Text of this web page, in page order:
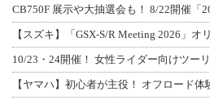
CB750F 展示や大抽選会も！ 8/22開催「
【スズキ】「GSX-S/R Meeting 2026」
10/23・24開催！ 女性ライダー向けツー
【ヤマハ】初心者が主役！ オフロード